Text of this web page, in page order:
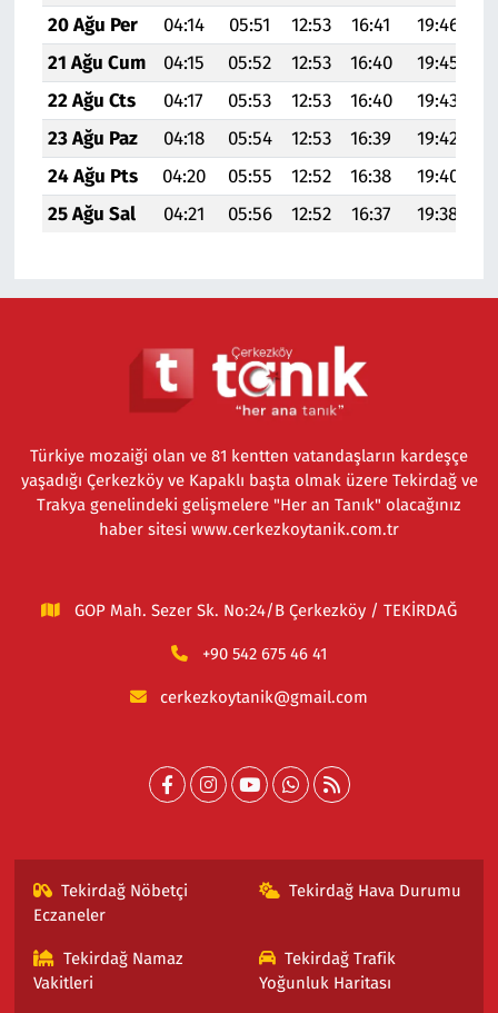
20 Ağu Per
04:14 05:51 12:53 16:41 19:46
21 Ağu Cum
04:15 05:52 12:53 16:40 19:45
22 Ağu Cts
04:17 05:53 12:53 16:40 19:43
23 Ağu Paz
04:18 05:54 12:53 16:39 19:42
24 Ağu Pts
04:20 05:55 12:52 16:38 19:40
25 Ağu Sal
04:21 05:56 12:52 16:37 19:38
Türkiye mozaiği olan ve 81 kentten vatandaşların kardeşçe
yaşadığı Çerkezköy ve Kapaklı başta olmak üzere Tekirdağ ve
Trakya genelindeki gelişmelere "Her an Tanık" olacağınız
haber sitesi www.cerkezkoytanik.com.tr
GOP Mah. Sezer Sk. No:24/B Çerkezköy / TEKİRDAĞ
+90 542 675 46 41
cerkezkoytanik@gmail.com
Tekirdağ Nöbetçi
Eczaneler
Tekirdağ Hava Durumu
Tekirdağ Namaz
Vakitleri
Tekirdağ Trafik
Yoğunluk Haritası